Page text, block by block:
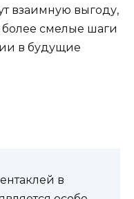
взаимную выгоду,
более смелые шаги
в будущие
в